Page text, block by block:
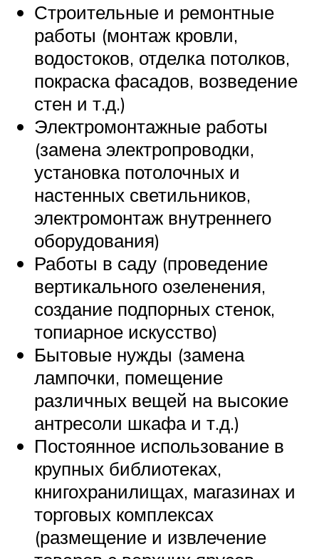
Строительные и ремонтные
работы (монтаж кровли,
водостоков, отделка потолков,
покраска фасадов, возведение
стен и т.д.)
Электромонтажные работы
(замена электропроводки,
установка потолочных и
настенных светильников,
электромонтаж внутреннего
оборудования)
Работы в саду (проведение
вертикального озеленения,
создание подпорных стенок,
топиарное искусство)
Бытовые нужды (замена
лампочки, помещение
различных вещей на высокие
антресоли шкафа и т.д.)
Постоянное использование в
крупных библиотеках,
книгохранилищах, магазинах и
торговых комплексах
(размещение и извлечение